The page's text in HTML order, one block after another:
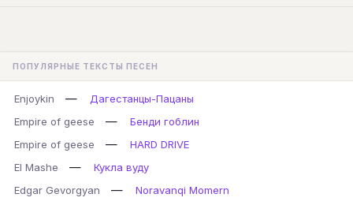
ПОПУЛЯРНЫЕ ТЕКСТЫ ПЕСЕН
Enjoykin —
Дагестанцы-Пацаны
Empire of geese
—
Бенди гоблин
Empire of geese
—
HARD DRIVE
El Mashe
—
Кукла вуду
Edgar Gevorgyan
—
Noravanqi Momern